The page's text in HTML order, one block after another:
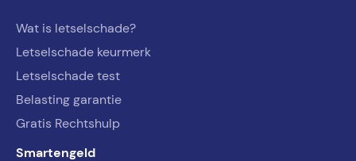
Wat is letselschade?
Letselschade keurmerk
Letselschade test
Belasting garantie
Gratis Rechtshulp
Smartengeld